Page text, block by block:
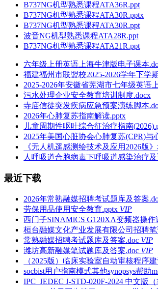
B737NG机型熟悉课程ATA36R.ppt
B737NG机型熟悉课程ATA30R.pptx
B737NG机型熟悉课程ATA30R.ppt
波音NG机型熟悉课程ATA28R.ppt
B737NG机型熟悉课程ATA21R.ppt
六年级上册英语上海牛津版电子课本
福建福州市联盟校2025-2026学年下学
2025-2026年安徽省芜湖市七年级英语
污水处理企业安全教育培训制度.docx
寺庙信徒突发疾病应急预案演练脚本
2026年心肺复苏指南解读.pptx
儿童周期性呕吐综合征治疗指南
2025年美国心脏协会心肺复苏(CPR)
《无人机遥感测绘技术及应用2026版
人呼吸道合胞病毒下呼吸道感染治疗
最近下载
2026年常熟融媒招聘考试题库及答案
劳保用品使用安全教育.pptx VIP
西门子SINAMICS G120XA变频器操作
桓台融媒文化产业发展有限公司招聘笔
常熟融媒招聘考试题库及答案.doc VIP
潍坊高新融媒笔试题库及答案.doc VIP
（2025版）临床实验室自动审核程序
socbist用户指南模式其他synopsys帮助
IPC_JEDEC J-STD-020F-2024 中文版